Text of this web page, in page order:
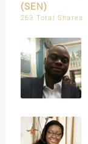
(SEN)
263 Total Shares